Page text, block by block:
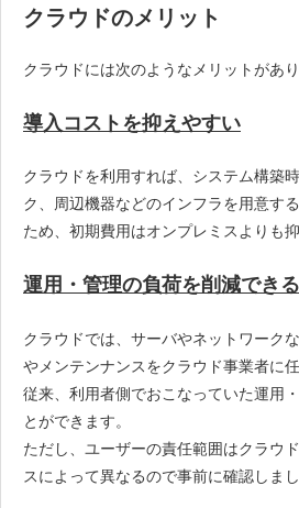
クラウドのメリット
クラウドには次のようなメリットがあり
導入コストを抑えやすい
クラウドを利用すれば、システム構築
ク、周辺機器などのインフラを用意す
ため、初期費用はオンプレミスよりも抑
運用・管理の負荷を削減できる
クラウドでは、サーバやネットワーク
やメンテンナンスをクラウド事業者に
従来、利用者側でおこなっていた運用
とができます。
ただし、ユーザーの責任範囲はクラウ
スによって異なるので事前に確認しまし